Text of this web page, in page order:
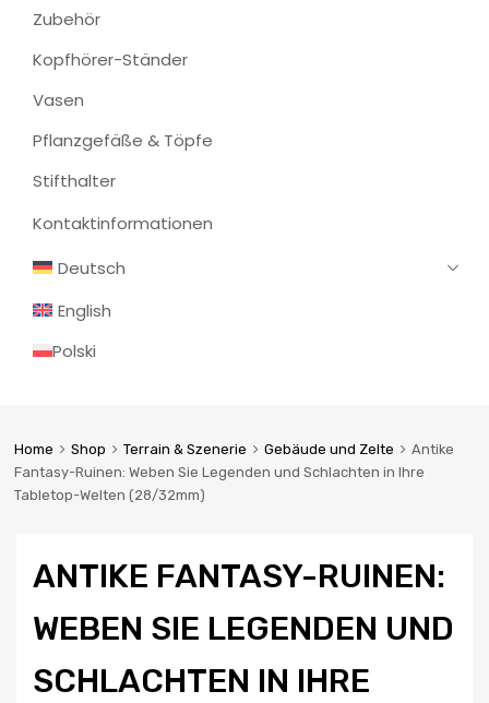
Zubehör
Kopfhörer-Ständer
Vasen
Pflanzgefäße & Töpfe
Stifthalter
Kontaktinformationen
Deutsch
English
Polski
Home Shop Terrain & Szenerie Gebäude und Zelte
Antike
Fantasy-Ruinen: Weben Sie Legenden und Schlachten in Ihre
Tabletop-Welten (28/32mm)
ANTIKE FANTASY-RUINEN:
WEBEN SIE LEGENDEN UND
SCHLACHTEN IN IHRE